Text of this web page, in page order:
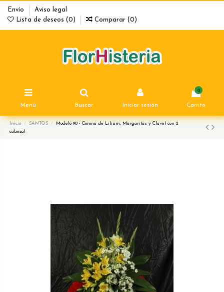
Envío
Aviso legal
Lista de deseos (0) Comparar (0)
Menú Buscar Iniciar sesión
0
Carrito
Inicio SANTOS
Modelo 90 - Corona de Lilium, Margaritas y Clavel con 2
cabezal